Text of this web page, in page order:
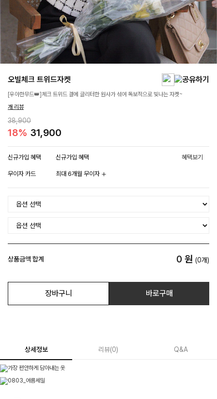
오빌체크 트위드자켓
[우아한무드👑]체크 트위드 결에 글리터한 원사가 섞여 독보적으로 빛나는 자켓~
개 리뷰
38,900
18% 31,900
신규가입 혜택 신규가입 혜택 혜택보기
무이자 카드 최대 6개월 무이자
상품금액 합계 0 원 (0개)
장바구니 바로구매
상세정보 리뷰(0) Q&A